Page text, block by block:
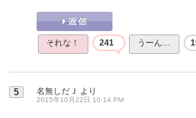
それな！ 241 うーん…
5 名無しだＪ より
2015年10月22日 10:14 PM